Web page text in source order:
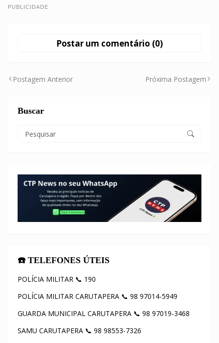
PUBLICIDADE
Postar um comentário (0)
Postagem Anterior Próxima Postagem
Buscar
☎️ TELEFONES ÚTEIS
POLÍCIA MILITAR 📞 190
POLÍCIA MILITAR CARUTAPERA 📞 98 97014-5949
GUARDA MUNICIPAL CARUTAPERA 📞 98 97019-3468
SAMU CARUTAPERA 📞 98 98553-7326